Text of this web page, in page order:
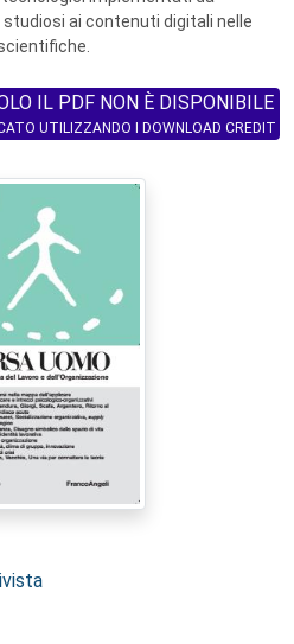
studiosi ai contenuti digitali nelle
IL PDF NON È DISPONIBILE
UTILIZZANDO I DOWNLOAD CREDIT